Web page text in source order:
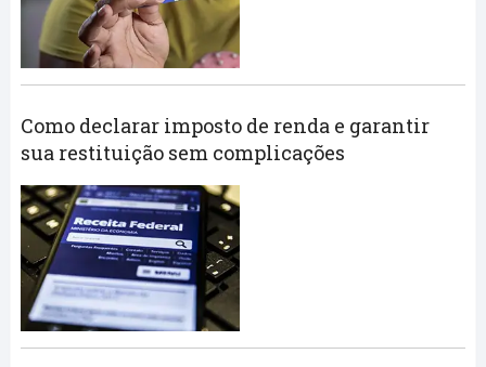
Como declarar imposto de renda e garantir
sua restituição sem complicações